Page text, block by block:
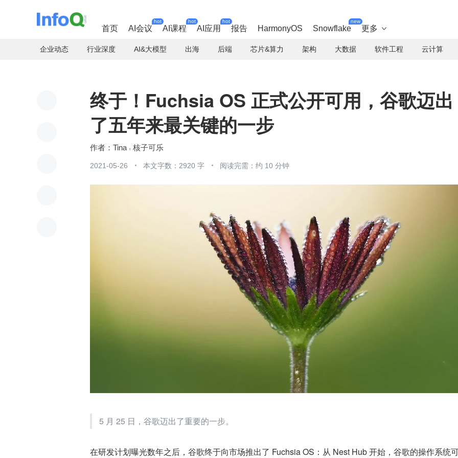
首页 AI会议
hot
AI课程
hot
AI应用
hot
报告 HarmonyOS Snowflake
new
更多 
企业动态 行业深度 AI&大模型 出海 后端 芯片&算力 架构 大数据 软件工程 云计算
终于！Fuchsia OS 正式公开可用，谷歌迈出
了五年来最关键的一步
Tina 核子可乐
2021-05-26 本文字数：2920 字 阅读完需：约 10 分钟
5 月 25 日，谷歌迈出了重要的一步。
在研发计划曝光数年之后，谷歌终于向市场推出了 Fuchsia OS：从 Nest Hub 开始，谷歌的操作系统